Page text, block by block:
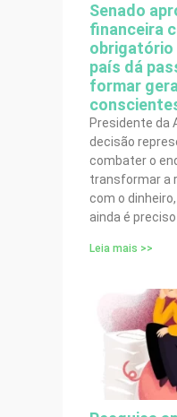
Senado
financeira
obrigatório
país dá
formar
Presidente da
decisão
combater o
transformar a
com o
ainda é
Leia mais >>